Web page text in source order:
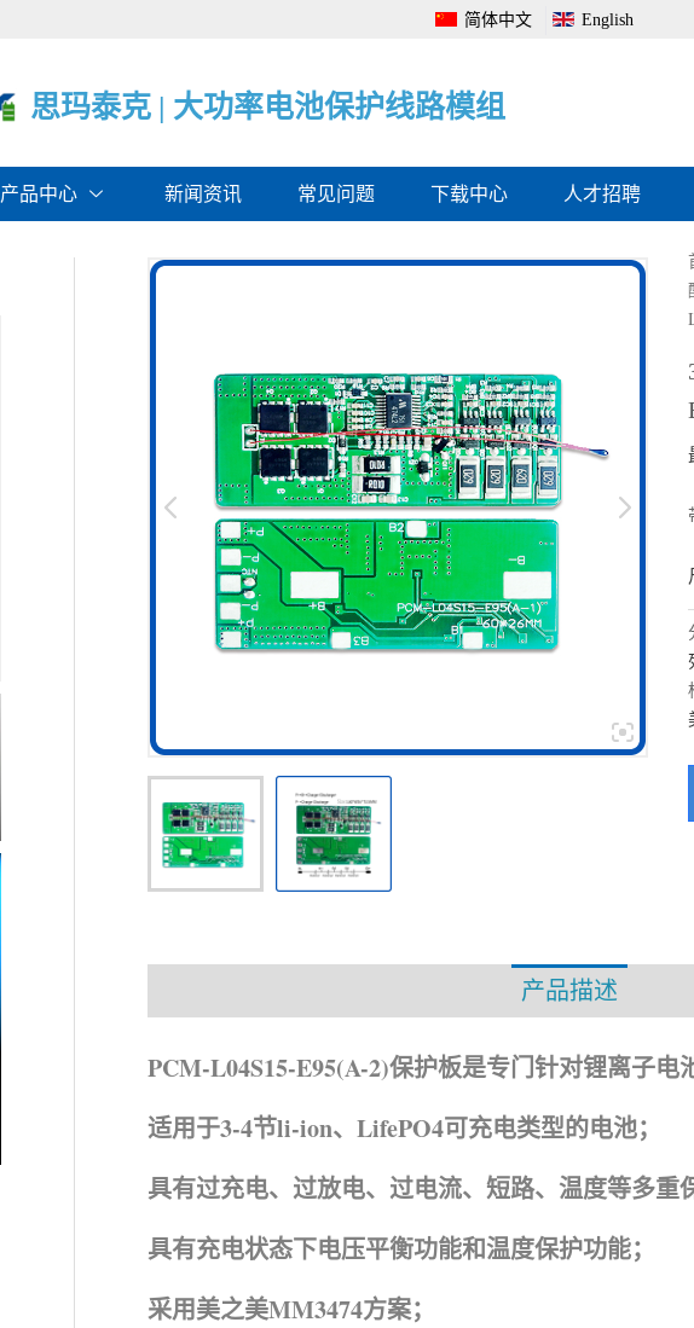
简体中文 English
思玛泰克 | 电池管理系统全面解决方
思玛泰克 | 大功率电池保护线路模组
思玛泰克 | 电池电量监测保护板
产品中心 新闻资讯 常见问题 下载中心 人才招聘
产品描述
PCM-L04S15-E95(A-2)保护板是专门针对锂离子
适用于3-4节li-ion、LifePO4可充电类型的电池；
具有过充电、过放电、过电流、短路、温度等多重
具有充电状态下电压平衡功能和温度保护功能；
采用美之美MM3474方案；